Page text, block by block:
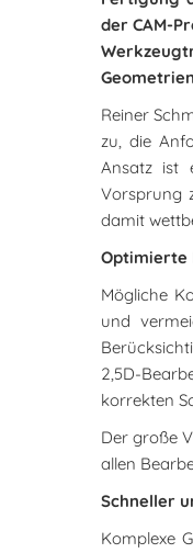
der CAM-
Reiner
zu, die
Ansatz ist
Vorsprung
damit
Optimierte
Mögliche
und
2,5D-
korrekten
Der große
allen
Schneller
Komplexe